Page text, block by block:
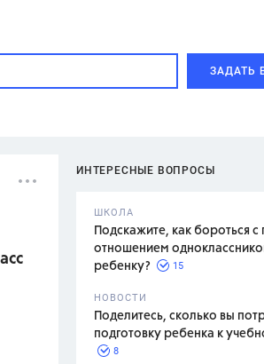
ЗАДАТЬ
ИНТЕРЕСНЫЕ ВОПРОСЫ
ШКОЛА
Подскажите, как бороться с
отношением
ребенку?
15
НОВОСТИ
Поделитесь, сколько вы
подготовку ребенка к
8